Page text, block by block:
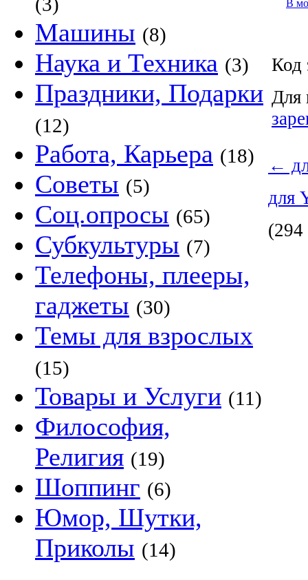
Машины (8)
Наука и Техника (3)
Праздники, Подарки
(12)
Работа, Карьера (18)
Советы (5)
Соц.опросы (65)
Субкультуры (7)
Телефоны, плееры,
гаджеты (30)
Темы для взрослых
(15)
Товары и Услуги (11)
Философия,
Религия (19)
Шоппинг (6)
Юмор, Шутки,
Приколы (14)
В
Код
Для
←
для
(294